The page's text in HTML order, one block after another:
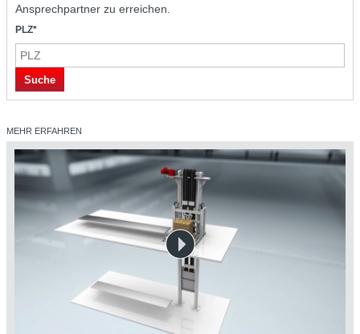
Ansprechpartner zu erreichen.
PLZ*
Suche
MEHR ERFAHREN